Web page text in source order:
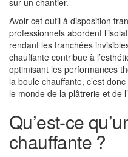
sur un chantier.
Avoir cet outil à disposition
professionnels abordent
rendant les tranchées
chauffante contribue à
optimisant les performances
la boule chauffante, c’est
le monde de la plâtrerie et de
Qu’est-ce
chauffante ?